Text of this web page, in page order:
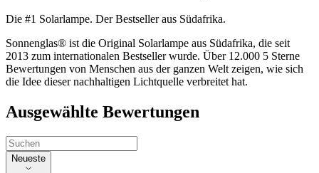
Die #1 Solarlampe. Der Bestseller aus Südafrika.
Sonnenglas® ist die Original Solarlampe aus Südafrika, die seit
2013 zum internationalen Bestseller wurde. Über 12.000 5 Sterne
Bewertungen von Menschen aus der ganzen Welt zeigen, wie sich
die Idee dieser nachhaltigen Lichtquelle verbreitet hat.
Ausgewählte Bewertungen
Neueste